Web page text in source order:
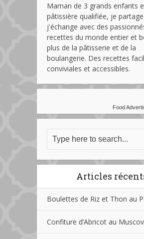
Maman de 3 grands enfants
pâtissière qualifiée, je
j'échange avec des
recettes du monde entier et
plus de la pâtisserie et de la
boulangerie. Des recettes
conviviales et accessibles.
Food
Articles
Boulettes de Riz et Thon au
Confiture d’Abricot au